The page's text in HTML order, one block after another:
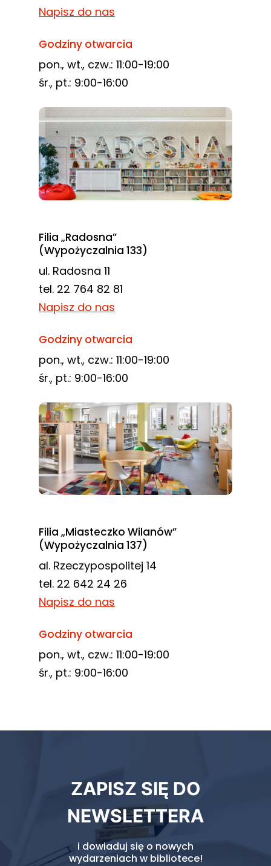
Napisz do nas
Godziny otwarcia
pon., wt., czw.: 11:00-19:00
śr., pt.: 9:00-16:00
Filia „Radosna”
(Wypożyczalnia 133)
ul. Radosna 11
tel. 22 764 82 81
Napisz do nas
Godziny otwarcia
pon., wt., czw.: 11:00-19:00
śr., pt.: 9:00-16:00
Filia „Miasteczko Wilanów”
(Wypożyczalnia 137)
al. Rzeczypospolitej 14
tel. 22 642 24 26
Napisz do nas
Godziny otwarcia
pon., wt., czw.: 11:00-19:00
śr., pt.: 9:00-16:00
biblioteki
ZAPISZ SIĘ DO
NEWSLETTERA
i dowiaduj się o nowych
wydarzeniach w bibliotece!